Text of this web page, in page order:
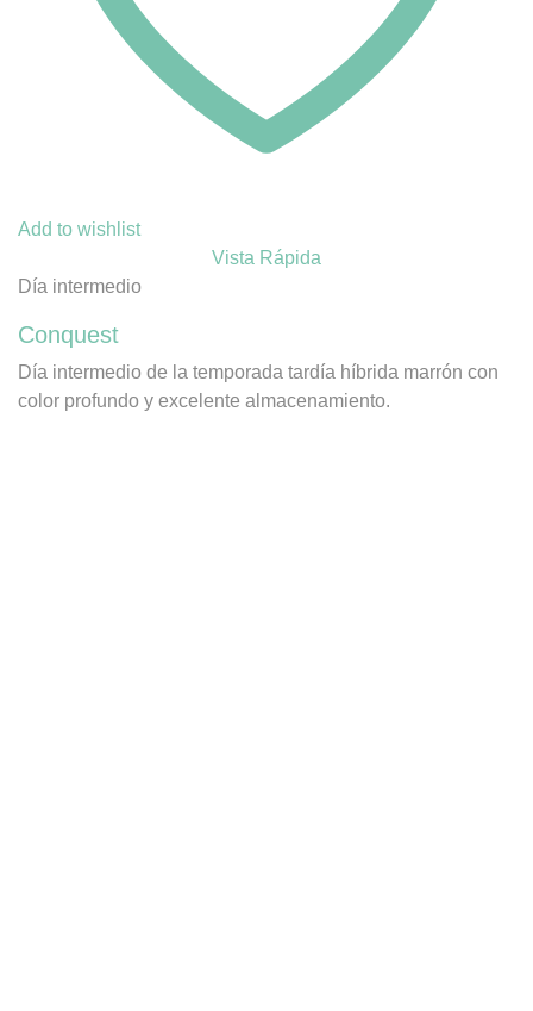
Add to wishlist
Vista Rápida
Día intermedio
Conquest
Día intermedio de la temporada tardía híbrida marrón con
color profundo y excelente almacenamiento.